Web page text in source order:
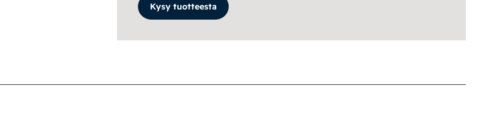
Kysy tuotteesta